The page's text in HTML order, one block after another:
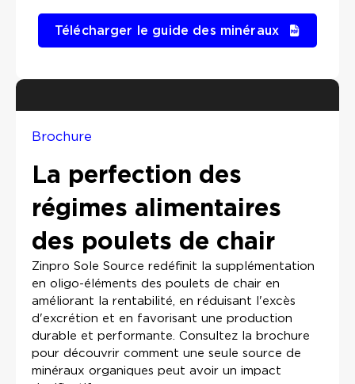
Télécharger le guide des minéraux
Brochure
La perfection des
régimes alimentaires
des poulets de chair
Zinpro Sole Source redéfinit la supplémentation
en oligo-éléments des poulets de chair en
améliorant la rentabilité, en réduisant l'excès
d'excrétion et en favorisant une production
durable et performante. Consultez la brochure
pour découvrir comment une seule source de
minéraux organiques peut avoir un impact